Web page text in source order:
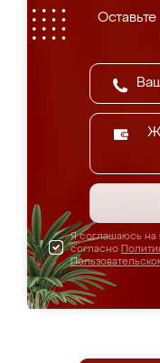
Я соглашаюсь на
согласно